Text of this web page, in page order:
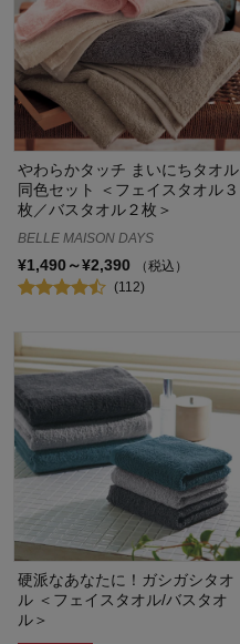
やわらかタッチ まいにちタオル
同色セット ＜フェイスタオル３
枚／バスタオル２枚＞
BELLE MAISON DAYS
¥1,490～¥2,390
（税込）
(112)
硬派なあなたに！ガシガシタオ
ル ＜フェイスタオル/バスタオ
ル＞